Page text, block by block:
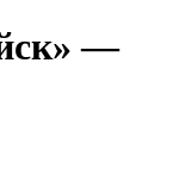
—